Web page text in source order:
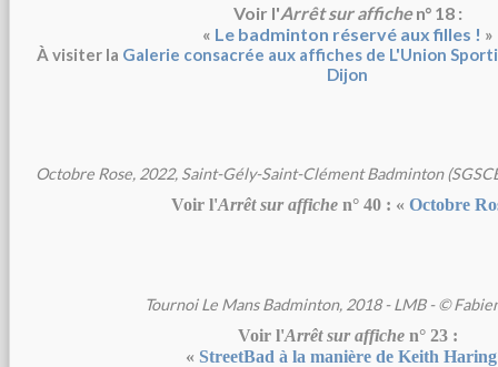
Voir l'Arrêt sur affichen° 18 :
« Le badminton réservé aux filles ! »
À visiter la Galerie consacrée aux affiches de L'Union
Dijon
Octobre Rose, 2022, Saint-Gély-Saint-Clément Badminton
Voir l'Arrêt sur affiche n° 40 : « Octobre
Tournoi Le Mans Badminton, 2018 - LMB - ©
Voir l'Arrêt sur affiche n° 23 :
« StreetBad à la manière de Keith Haring